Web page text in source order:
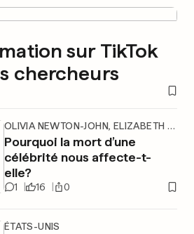
sur TikTok
chercheurs
OLIVIA NEWTON-JOHN, ELIZABETH II, JEAN-LUC GODARD
Pourquoi la mort d’une
célébrité nous affecte-t-
elle?
1 16 0
ÉTATS-UNIS